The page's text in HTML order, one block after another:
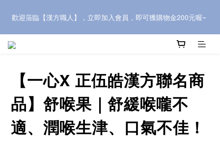
歡迎蒞臨【漢方職人】，立即加入會員，即可獲購物金200元喔~
薦優惠」連結，介紹給親朋好友~
歡迎蒞臨【漢方職人】，立即加入會員，即可獲購物金200元喔~
【一心X 正伍皓漢方聯名商
品】舒喉果｜舒緩喉嚨不
適、潤喉生津、口氣不佳！